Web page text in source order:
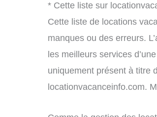
* Cette liste sur
Cette liste de locations
manques ou des erreurs.
les meilleurs services
uniquement présent à titre
locationvacanceinfo.com.